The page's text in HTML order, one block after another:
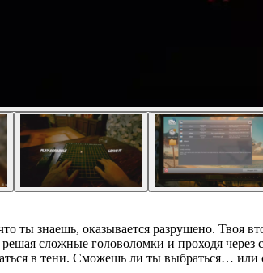
ты знаешь, оказывается разрушено.
сложные головоломки и проходя
в тени. Сможешь ли ты выбраться… или